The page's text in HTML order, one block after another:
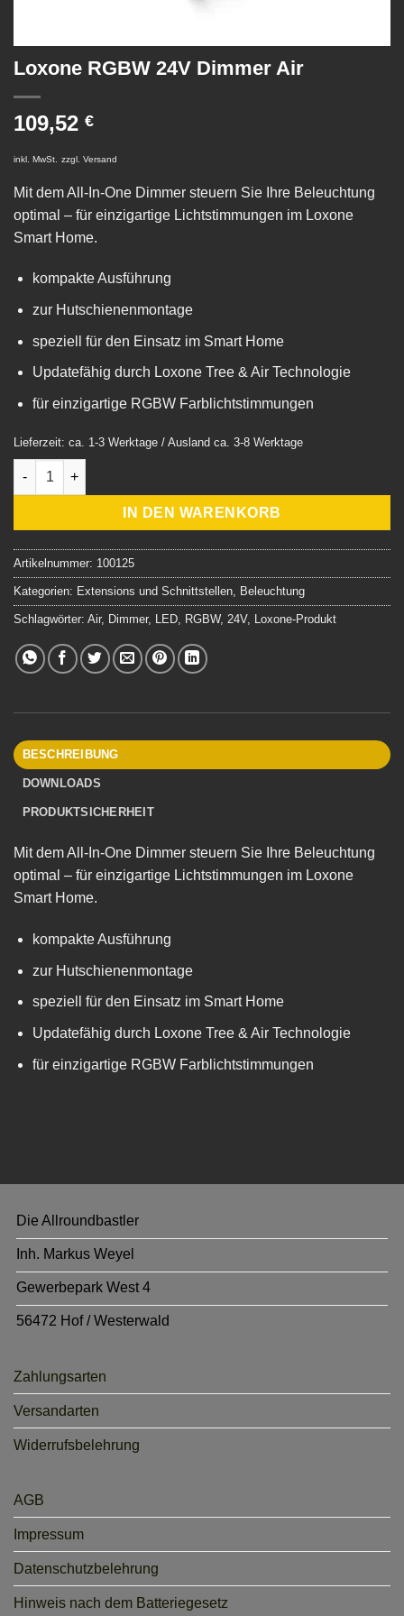
Loxone RGBW 24V Dimmer Air
109,52 €
inkl. MwSt. zzgl. Versand
Mit dem All-In-One Dimmer steuern Sie Ihre Beleuchtung
optimal – für einzigartige Lichtstimmungen im Loxone
Smart Home.
kompakte Ausführung
zur Hutschienenmontage
speziell für den Einsatz im Smart Home
Updatefähig durch Loxone Tree & Air Technologie
für einzigartige RGBW Farblichtstimmungen
Lieferzeit: ca. 1-3 Werktage / Ausland ca. 3-8 Werktage
Loxone RGBW 24V Dimmer Air Menge
IN DEN WARENKORB
Artikelnummer: 100125
Kategorien: Extensions und Schnittstellen Beleuchtung
Schlagwörter: Air, Dimmer, LED RGBW, 24V, Loxone-Produkt
BESCHREIBUNG
DOWNLOADS
PRODUKTSICHERHEIT
Mit dem All-In-One Dimmer steuern Sie Ihre Beleuchtung
optimal – für einzigartige Lichtstimmungen im Loxone
Smart Home.
kompakte Ausführung
zur Hutschienenmontage
speziell für den Einsatz im Smart Home
Updatefähig durch Loxone Tree & Air Technologie
für einzigartige RGBW Farblichtstimmungen
Die Allroundbastler
Inh. Markus Weyel
Gewerbepark West 4
56472 Hof / Westerwald
Zahlungsarten
Versandarten
Widerrufsbelehrung
AGB
Impressum
Datenschutzbelehrung
Hinweis nach dem Batteriegesetz